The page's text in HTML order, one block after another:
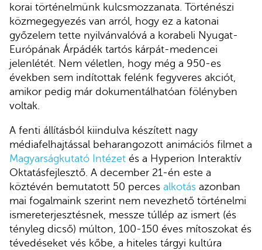
korai történelmünk kulcsmozzanata. Történészi
közmegegyezés van arról, hogy ez a katonai
győzelem tette nyilvánvalóvá a korabeli Nyugat-
Európának Árpádék tartós kárpát-medencei
jelenlétét. Nem véletlen, hogy még a 950-es
években sem indítottak felénk fegyveres akciót,
amikor pedig már dokumentálhatóan fölényben
voltak.
A fenti állításból kiindulva készített nagy
médiafelhajtással beharangozott animációs filmet a
Magyarságkutató Intézet és a Hyperion Interaktív
Oktatásfejlesztő. A december 21-én este a
köztévén bemutatott 50 perces alkotás azonban
mai fogalmaink szerint nem nevezhető történelmi
ismereterjesztésnek, messze túllép az ismert (és
tényleg dicső) múlton, 100-150 éves mítoszokat és
tévedéseket vés kőbe, a hiteles tárgyi kultúra